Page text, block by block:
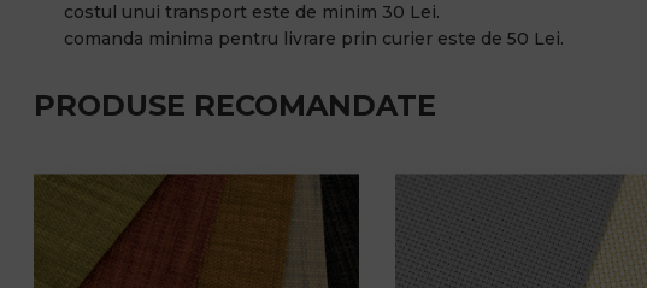
costul unui transport este de minim 30 Lei.
comanda minima pentru livrare prin curier este de 50 Lei.
PRODUSE RECOMANDATE